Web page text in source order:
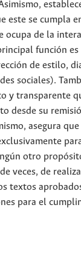
este se cumpla
ocupa de la
función
de estilo,
sociales).
y transparente
desde su
asegura
otro
veces, de
textos
para el